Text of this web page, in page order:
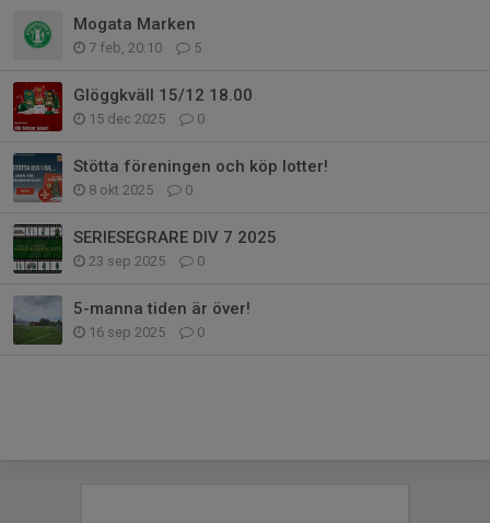
Mogata Marken
7 feb, 20:10 5
Glöggkväll 15/12 18.00
15 dec 2025 0
Stötta föreningen och köp lotter!
8 okt 2025 0
SERIESEGRARE DIV 7 2025
23 sep 2025 0
5-manna tiden är över!
16 sep 2025 0